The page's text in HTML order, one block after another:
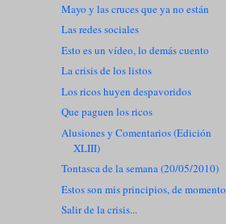
Mayo y las cruces que ya no están
Las redes sociales
Esto es un vídeo, lo demás cuento
La crisis de los listos
Los ricos huyen despavoridos
Que paguen los ricos
Alusiones y Comentarios (Edición
XLIII)
Tontasca de la semana (20/05/2010)
Estos son mis principios, de momento
Salir de la crisis...